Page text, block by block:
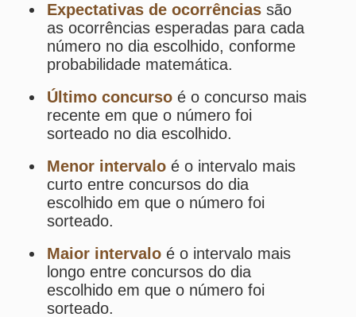
Desdobramentos da Lotomania
Palpites Estatísticos da Lotomania
Análise de Apostas da Lotomania
Conferidor de Apostas da Lotomania
Impressão de Volantes da Lotomania
Sorteios anteriores da Lotomania